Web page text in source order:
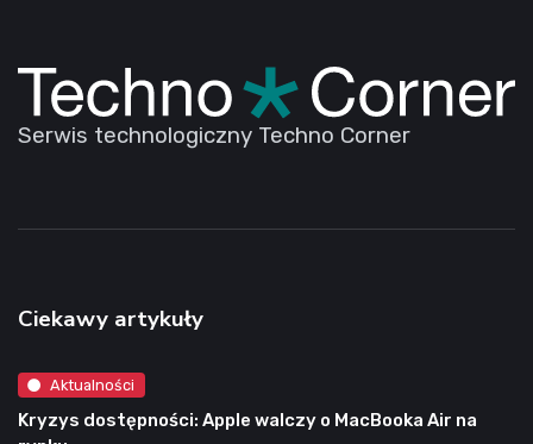
Serwis technologiczny Techno Corner
Ciekawy artykuły
Aktualności
Kryzys dostępności: Apple walczy o MacBooka Air na